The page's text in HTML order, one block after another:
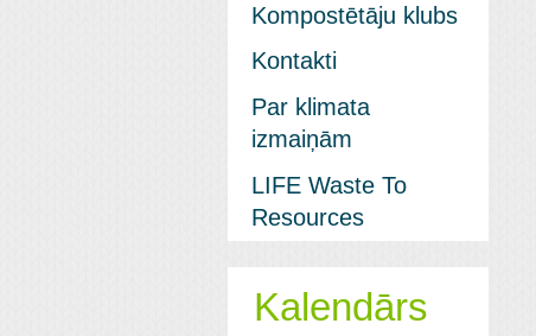
Kompostētāju klubs
Kontakti
Par klimata
izmaiņām
LIFE Waste To
Resources
Kalendārs